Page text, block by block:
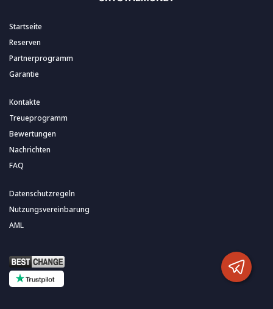
Startseite
Reserven
Partnerprogramm
Garantie
Kontakte
Treueprogramm
Bewertungen
Nachrichten
FAQ
Datenschutzregeln
Nutzungsvereinbarung
AML